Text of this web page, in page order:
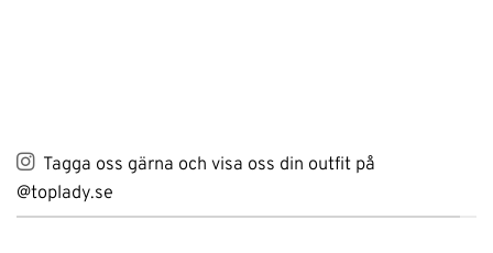
Tagga oss gärna och visa oss din outfit på
@toplady.se